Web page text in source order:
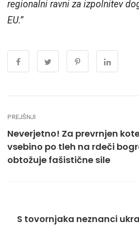
regionalni ravni za izpolnitev
EU.”
PREJŠNJI
Neverjetno! Za prevrnjen
vsebino po tleh na rdeči
obtožuje fašistične sile
S tovornjaka neznanci